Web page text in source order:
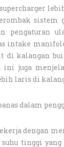
sistem
pengaturan
intake
di kalangan
ini juga
laris di
dalam
dengan
tinggi